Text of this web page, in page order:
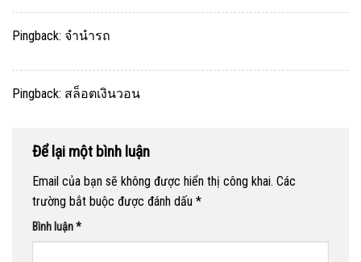
Pingback: จำนำรถ
Pingback: สล็อตเงินวอน
Để lại một bình luận
Email của bạn sẽ không được hiển thị công khai. Các
trường bắt buộc được đánh dấu *
Bình luận*